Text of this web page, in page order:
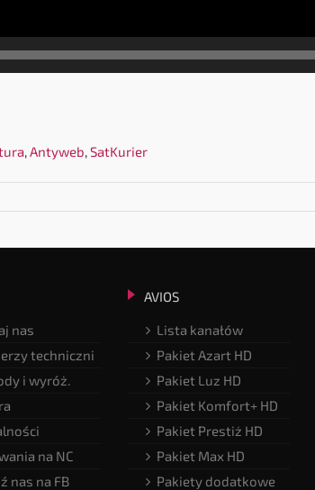
,Antyweb,SatKurier
nas
techniczni
i wyróż.
na NC
nas na FB
AVIOS
Lista kanałów
Pakiet Azart HD
Pakiet Luz HD
Pakiet Komfort+ HD
Pakiet Prestiż HD
Pakiet Max HD
Pakiety dodatkowe